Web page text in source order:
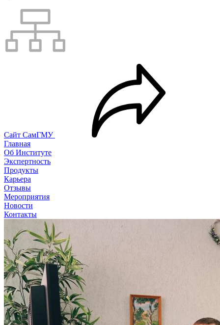
Сайт СамГМУ
Главная
Об Институте
Экспертность
Продукты
Карьера
Отзывы
Мероприятия
Новости
Контакты